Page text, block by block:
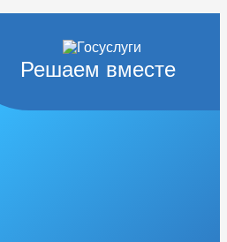
Решаем вместе